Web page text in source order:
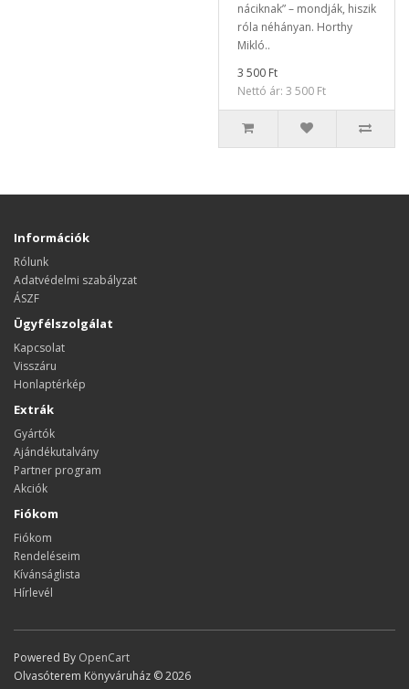
náciknak” – mondják, hiszik
róla néhányan. Horthy
Mikló..
3 500 Ft
Nettó ár: 3 500 Ft
Információk
Rólunk
Adatvédelmi szabályzat
ÁSZF
Ügyfélszolgálat
Kapcsolat
Visszáru
Honlaptérkép
Extrák
Gyártók
Ajándékutalvány
Partner program
Akciók
Fiókom
Fiókom
Rendeléseim
Kívánságlista
Hírlevél
Powered By OpenCart
Olvasóterem Könyváruház © 2026